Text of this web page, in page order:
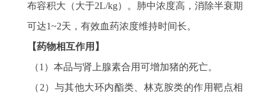
布容积大（大于2L/kg）。肺中浓度高，消除半衰期
可达1~2天，有效血药浓度维持时间长。
【药物相互作用】
（1）本品与肾上腺素合用可增加猪的死亡。
（2）与其他大环内酯类、林克胺类的作用靶点相